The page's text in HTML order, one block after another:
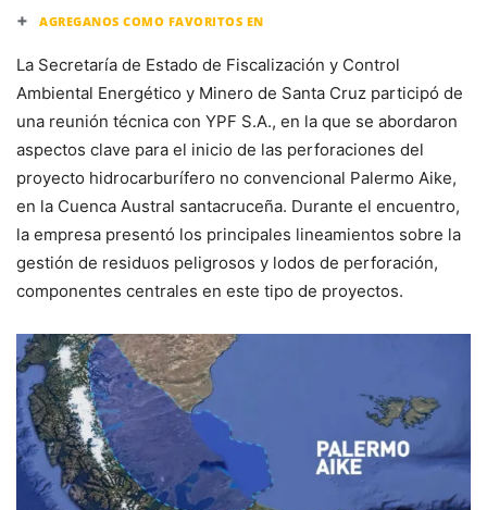
+ AGREGANOS COMO FAVORITOS EN
La Secretaría de Estado de Fiscalización y Control
Ambiental Energético y Minero de Santa Cruz participó de
una reunión técnica con YPF S.A., en la que se abordaron
aspectos clave para el inicio de las perforaciones del
proyecto hidrocarburífero no convencional Palermo Aike,
en la Cuenca Austral santacruceña. Durante el encuentro,
la empresa presentó los principales lineamientos sobre la
gestión de residuos peligrosos y lodos de perforación,
componentes centrales en este tipo de proyectos.